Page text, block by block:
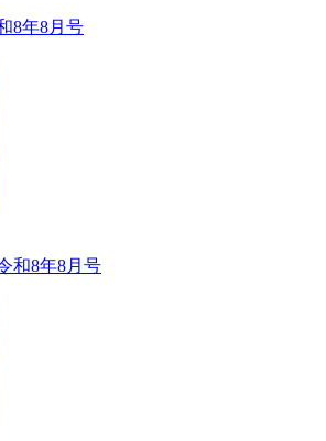
8年8月号
和8年8月号